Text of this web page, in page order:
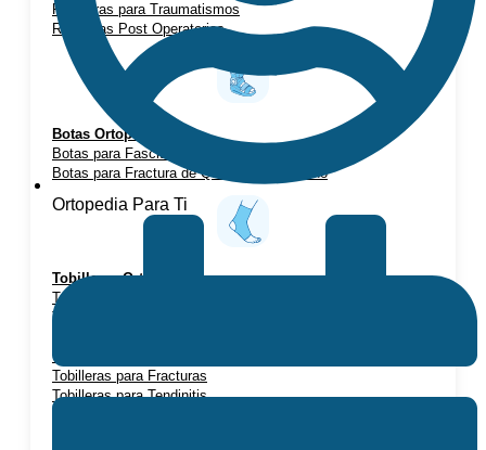
Rodilleras para Traumatismos
Rodilleras Post Operatorias
Botas Ortopédicas
Botas para Fascitis Plantar
Botas para Fractura de Quinto Metatarsiano
Tobilleras Ortopédicas
Tobilleras con Refuerzos Laterales
Tobilleras Deportivas
Tobilleras para Esguinces
Tobilleras para Fracturas
Tobilleras para Tendinitis
Ortopedia Para Ti